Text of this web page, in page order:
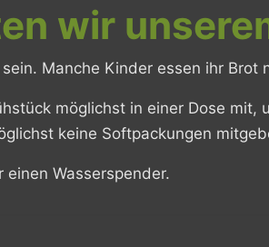
wir
Manche Kinder essen ihr
möglichst in einer Dose
keine Softpackungen
Wasserspender.